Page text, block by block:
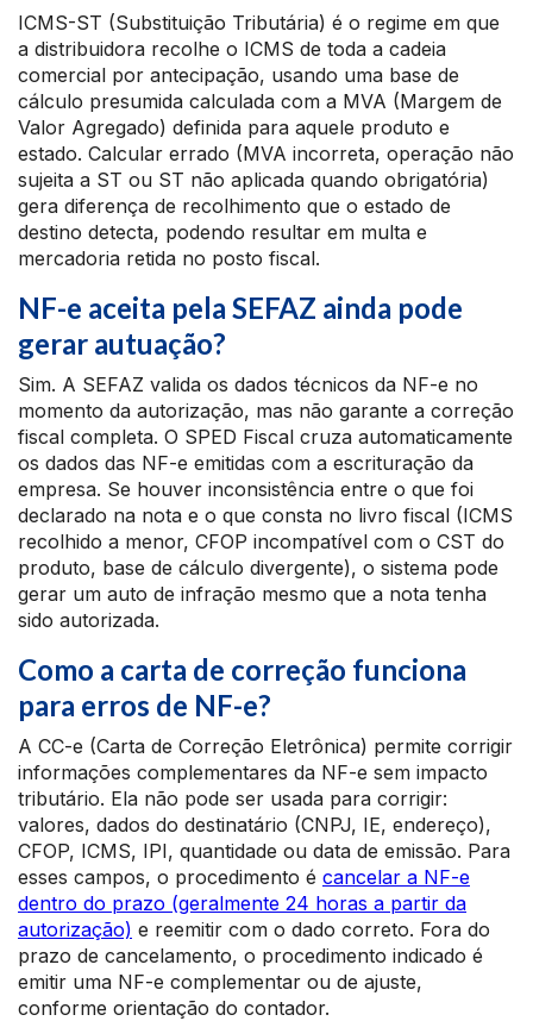
ICMS-ST (Substituição Tributária) é o regime em que
a distribuidora recolhe o ICMS de toda a cadeia
comercial por antecipação, usando uma base de
cálculo presumida calculada com a MVA (Margem de
Valor Agregado) definida para aquele produto e
estado. Calcular errado (MVA incorreta, operação não
sujeita a ST ou ST não aplicada quando obrigatória)
gera diferença de recolhimento que o estado de
destino detecta, podendo resultar em multa e
mercadoria retida no posto fiscal.
NF-e aceita pela SEFAZ ainda pode
gerar autuação?
Sim. A SEFAZ valida os dados técnicos da NF-e no
momento da autorização, mas não garante a correção
fiscal completa. O SPED Fiscal cruza automaticamente
os dados das NF-e emitidas com a escrituração da
empresa. Se houver inconsistência entre o que foi
declarado na nota e o que consta no livro fiscal (ICMS
recolhido a menor, CFOP incompatível com o CST do
produto, base de cálculo divergente), o sistema pode
gerar um auto de infração mesmo que a nota tenha
sido autorizada.
Como a carta de correção funciona
para erros de NF-e?
A CC-e (Carta de Correção Eletrônica) permite corrigir
informações complementares da NF-e sem impacto
tributário. Ela não pode ser usada para corrigir:
valores, dados do destinatário (CNPJ, IE, endereço),
CFOP, ICMS, IPI, quantidade ou data de emissão. Para
esses campos, o procedimento é cancelar a NF-e
dentro do prazo (geralmente 24 horas a partir da
autorização) e reemitir com o dado correto. Fora do
prazo de cancelamento, o procedimento indicado é
emitir uma NF-e complementar ou de ajuste,
conforme orientação do contador.